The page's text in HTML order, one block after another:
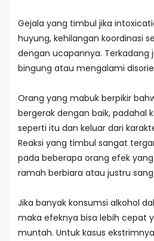
Gejala yang timbul jika
huyung, kehilangan koordinasi
dengan ucapannya.
bingung atau mengalami
Orang yang mabuk berpikir
bergerak dengan baik, padahal
seperti itu dan keluar dari
Reaksi yang timbul sangat
pada beberapa orang efek
ramah berbiara atau justru
Jika banyak konsumsi alkohol
maka efeknya bisa lebih cepat
muntah. Untuk kasus